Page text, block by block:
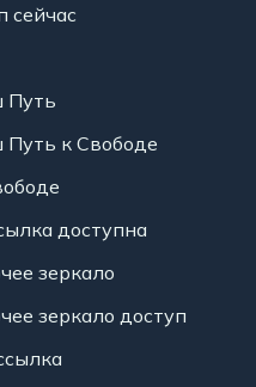
сейчас
Путь
Путь к Свободе
доступна
зеркало
зеркало доступ